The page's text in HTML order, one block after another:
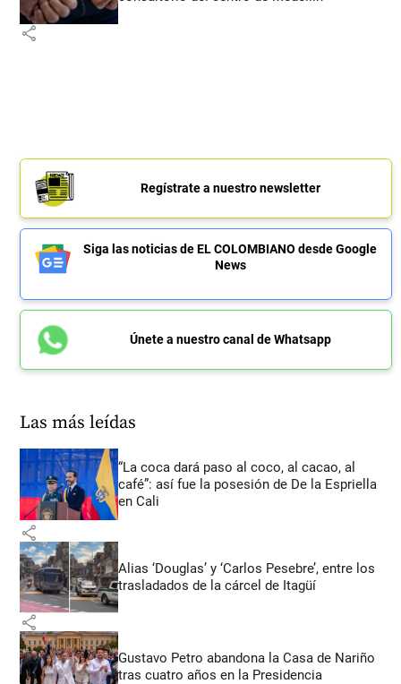
share
Regístrate a nuestro newsletter
Siga las noticias de EL COLOMBIANO desde Google
News
Únete a nuestro canal de Whatsapp
Las más leídas
“La coca dará paso al coco, al cacao, al
café”: así fue la posesión de De la Espriella
en Cali
share
Alias ‘Douglas’ y ‘Carlos Pesebre’, entre los
trasladados de la cárcel de Itagüí
share
Gustavo Petro abandona la Casa de Nariño
tras cuatro años en la Presidencia